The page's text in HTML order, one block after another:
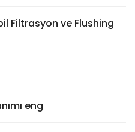
Filtrasyon ve Flushing
eng